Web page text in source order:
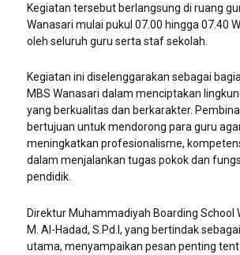
Kegiatan tersebut berlangsung di ruang
Wanasari mulai pukul 07.00 hingga 07.40
oleh seluruh guru serta staf sekolah.
Kegiatan ini diselenggarakan sebagai
MBS Wanasari dalam menciptakan
yang berkualitas dan berkarakter.
bertujuan untuk mendorong para guru
meningkatkan profesionalisme,
dalam menjalankan tugas pokok dan
pendidik.
Direktur Muhammadiyah Boarding School
M. Al-Hadad, S.Pd.I, yang bertindak
utama, menyampaikan pesan penting